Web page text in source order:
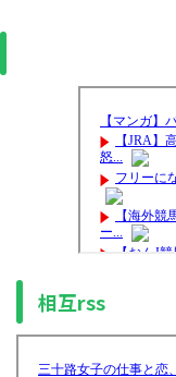
相互rss